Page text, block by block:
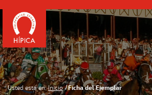
Usted está en: Inicio Ficha del Ejemplar